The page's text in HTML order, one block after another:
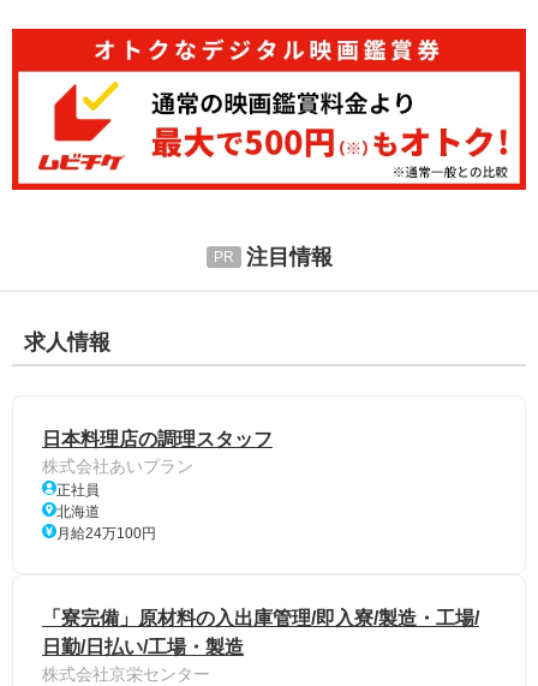
注目情報
求人情報
日本料理店の調理スタッフ
株式会社あいプラン
正社員
北海道
月給24万100円
「寮完備」原材料の入出庫管理/即入寮/製造・工場/
日勤/日払い/工場・製造
株式会社京栄センター